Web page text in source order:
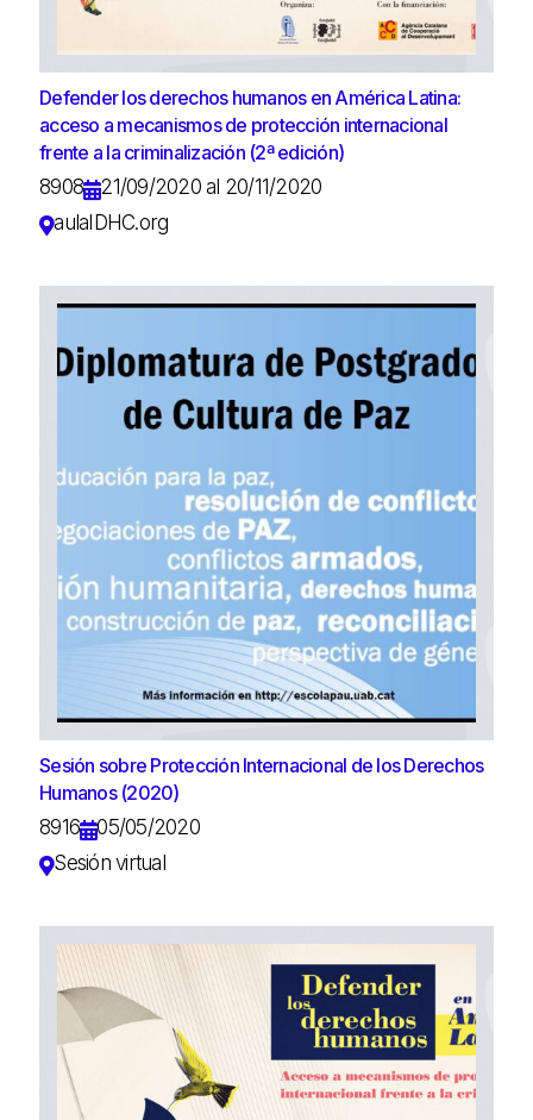
Defender los derechos humanos en América Latina:
acceso a mecanismos de protección internacional
frente a la criminalización (2ª edición)
8908
21/09/2020 al 20/11/2020
aulaIDHC.org
Sesión sobre Protección Internacional de los Derechos
Humanos (2020)
8916
05/05/2020
Sesión virtual